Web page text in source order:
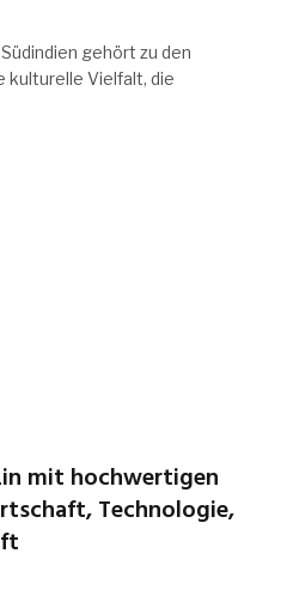
gehört zu den
kulturelle Vielfalt, die
mit hochwertigen
Technologie,